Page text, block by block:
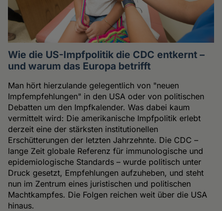
Wie die US-Impfpolitik die CDC entkernt –
und warum das Europa betrifft
Man hört hierzulande gelegentlich von "neuen
Impfempfehlungen" in den USA oder von politischen
Debatten um den Impfkalender. Was dabei kaum
vermittelt wird: Die amerikanische Impfpolitik erlebt
derzeit eine der stärksten institutionellen
Erschütterungen der letzten Jahrzehnte. Die CDC –
lange Zeit globale Referenz für immunologische und
epidemiologische Standards – wurde politisch unter
Druck gesetzt, Empfehlungen aufzuheben, und steht
nun im Zentrum eines juristischen und politischen
Machtkampfes. Die Folgen reichen weit über die USA
hinaus.